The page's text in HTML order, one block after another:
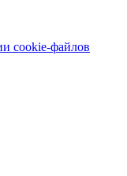
cookie-файлов